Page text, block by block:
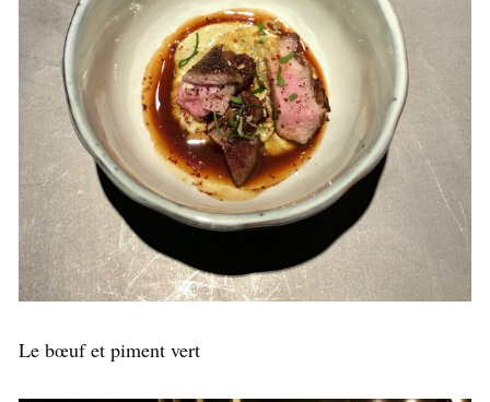
Le bœuf et piment vert